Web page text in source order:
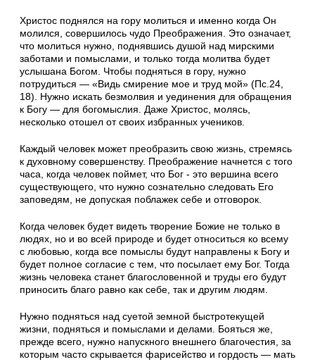
Христос поднялся на гору молиться и именно когда Он
молился, совершилось чудо Преображения. Это означает,
что молиться нужно, поднявшись душой над мирскими
заботами и помыслами, и только тогда молитва будет
услышана Богом. Чтобы подняться в гору, нужно
потрудиться — «Видь смирение мое и труд мой» (Пс.24,
18). Нужно искать безмолвия и уединения для обращения
к Богу — для богомыслия. Даже Христос, молясь,
несколько отошел от своих избранных учеников.
Каждый человек может преобразить свою жизнь, стремясь
к духовному совершенству. Преображение начнется с того
часа, когда человек поймет, что Бог - это вершина всего
существующего, что нужно сознательно следовать Его
заповедям, не допуская поблажек себе и отговорок.
Когда человек будет видеть творение Божие не только в
людях, но и во всей природе и будет относиться ко всему
с любовью, когда все помыслы будут направлены к Богу и
будет полное согласие с тем, что посылает ему Бог. Тогда
жизнь человека станет благословенной и труды его будут
приносить благо равно как себе, так и другим людям.
Нужно подняться над суетой земной быстротекущей
жизни, подняться и помыслами и делами. Бояться же,
прежде всего, нужно напускного внешнего благочестия, за
которым часто скрывается фарисейство и гордость — мать